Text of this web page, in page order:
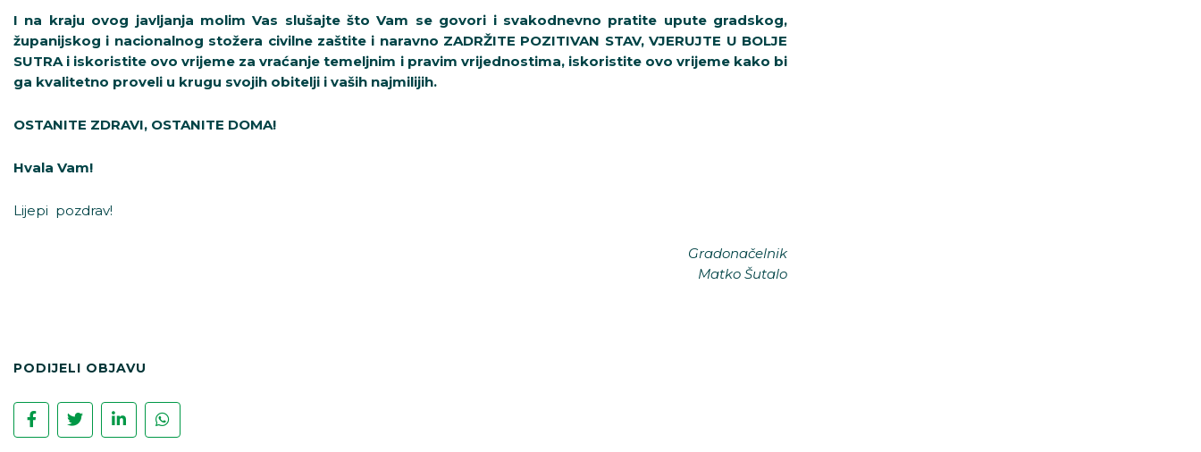
I na kraju ovog javljanja molim Vas slušajte što Vam se govori i svakodnevno pratite upute gradskog,
županijskog i nacionalnog stožera civilne zaštite i naravno ZADRŽITE POZITIVAN STAV, VJERUJTE U BOLJE
SUTRA i iskoristite ovo vrijeme za vraćanje temeljnim i pravim vrijednostima, iskoristite ovo vrijeme kako bi
ga kvalitetno proveli u krugu svojih obitelji i vaših najmilijih.
OSTANITE ZDRAVI, OSTANITE DOMA!
Hvala Vam!
Lijepi pozdrav!
Gradonačelnik
Matko Šutalo
PODIJELI OBJAVU